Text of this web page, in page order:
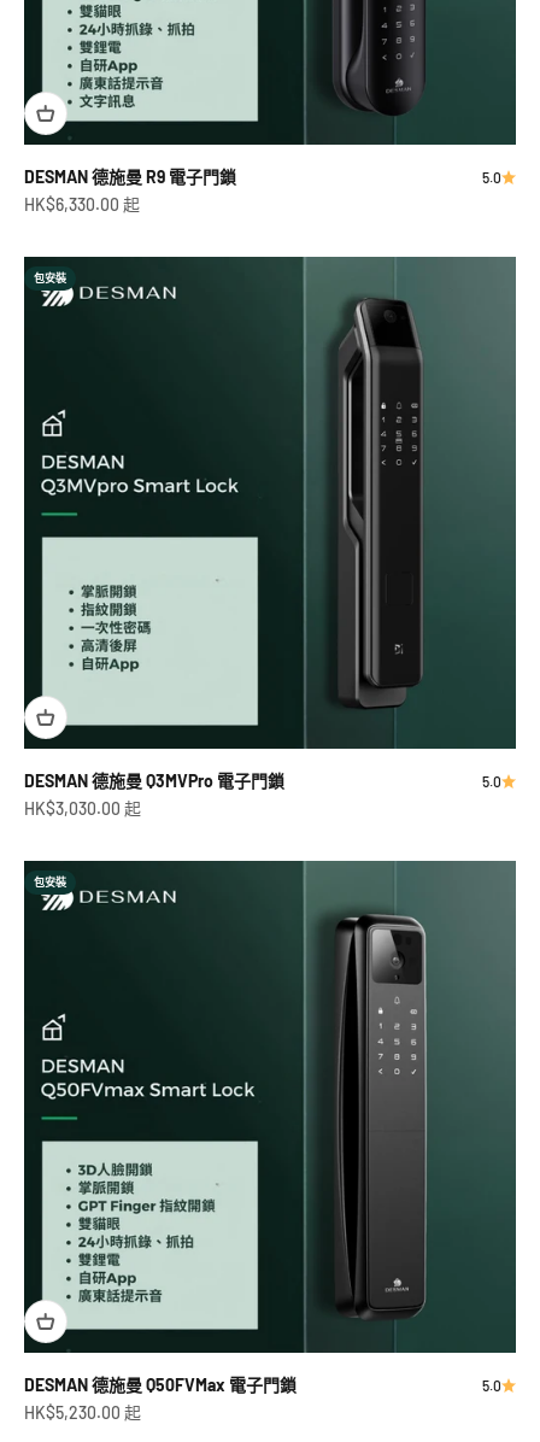
DESMAN 德施曼 R9 電子門鎖 5.0
促銷價
HK$6,330.00 起
包安裝
DESMAN 德施曼 Q3MVPro 電子門鎖 5.0
促銷價
HK$3,030.00 起
包安裝
DESMAN 德施曼 Q50FVMax 電子門鎖 5.0
促銷價
HK$5,230.00 起